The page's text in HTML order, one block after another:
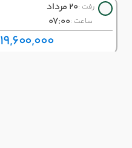
رفت :20 مرداد
ساعت :07:00
19,600,000 تومان